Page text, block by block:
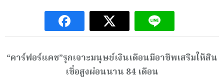
“คาร์ฟอร์แคช”รุกเจาะมนุษย์เงินเดือนมีอาชีพเสริมให้สิน
เชื่อสูงผ่อนนาน 84 เดือน